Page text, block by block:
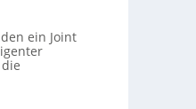
ein Joint